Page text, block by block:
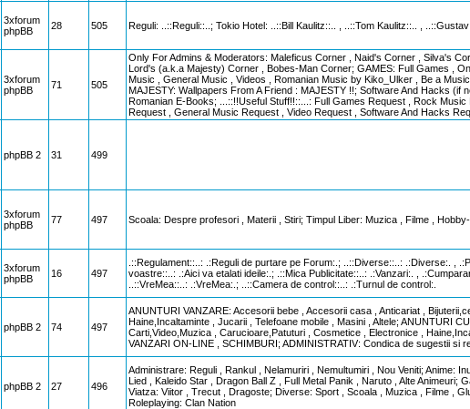
3xforum
phpBB
28 505 Reguli: ..::Reguli::..; Tokio Hotel: ..::Bill Kaulitz::.. , ..::Tom Kaulitz::.. ,
3xforum
phpBB
71 505
Only For Admins & Moderators: Maleficus Corner , Naid's Corner , Silva's
Lord's (a.k.a Majesty) Corner , Bobes-Man Corner; GAMES: Full Games ,
Music , General Music , Videos , Romanian Music by Kiko_Ulker , Be a
MAJESTY: Wallpapers From A Friend : MAJESTY !!; Software And Hacks (if
Romanian E-Books; ...::!!Useful Stuff!!::...: Full Games Request , Rock
Request , General Music Request , Video Request , Software And Hacks
phpBB 2 31 499
3xforum
phpBB
77 497 Scoala: Despre profesori , Materii , Stiri; Timpul Liber: Muzica , Filme ,
3xforum
phpBB
16 497
.::Regulament::..: .:Reguli de purtare pe Forum:.; ..::Diverse::..: .:Diverse:. ,
voastre::..: .:Aici va etalati ideile:.; .::Mica Publicitate::..: .:Vanzari:. ,
..::VreMea::..: .:VreMea:.; ..::Camera de control::..: .:Turnul de control:.
phpBB 2 74 497
ANUNTURI VANZARE: Accesorii bebe , Accesorii casa , Anticariat ,
Haine,Incaltaminte , Jucarii , Telefoane mobile , Masini , Altele; ANUNTURI
Carti,Video,Muzica , Carucioare,Patuturi , Cosmetice , Electronice ,
VANZARI ON-LINE , SCHIMBURI; ADMINISTRATIV: Condica de sugestii si
phpBB 2 27 496
Administrare: Reguli , Rankul , Nelamuriri , Nemultumiri , Nou Veniti; Anime:
Lied , Kaleido Star , Dragon Ball Z , Full Metal Panik , Naruto , Alte Animeuri;
Viatza: Viitor , Trecut , Dragoste; Diverse: Sport , Scoala , Muzica , Filme ,
Roleplaying: Clan Nation